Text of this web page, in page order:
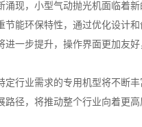
涌现，小型气动抛光机面临着新
节能环保特性，通过优化设计
进一步提升，操作界面更加友好
定行业需求的专用机型将不断
径，将推动整个行业向着更高